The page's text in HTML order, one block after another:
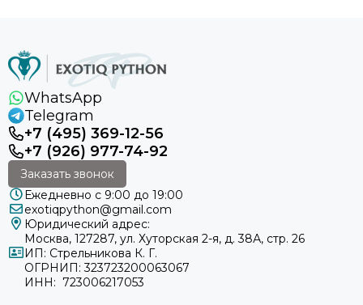
WhatsApp
Telegram
+7 (495) 369-12-56
+7 (926) 977-74-92
Заказать звонок
Ежедневно с 9:00 до 19:00
exotiqpython@gmail.com
Юридический адрес:
Москва, 127287, ул. Хуторская 2-я, д. 38А, стр. 26
ИП: Стрельникова К. Г.
ОГРНИП: 323723200063067
ИНН: 723006217053